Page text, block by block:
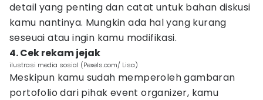
detail yang penting dan catat untuk bahan diskusi
kamu nantinya. Mungkin ada hal yang kurang
seseuai atau ingin kamu modifikasi.
4. Cek rekam jejak
ilustrasi media sosial (Pexels.com/ Lisa)
Meskipun kamu sudah memperoleh gambaran
portofolio dari pihak event organizer, kamu